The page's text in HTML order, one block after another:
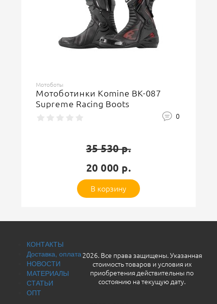
отлично
Защитный код
Мотоботы
Мотоботинки Komine BK-087
Supreme Racing Boots
0
35 530 р.
20 000 р.
В корзину
КОНТАКТЫ
Доставка, оплата
НОВОСТИ
МАТЕРИАЛЫ
СТАТЬИ
ОПТ
2026. Все права защищены. Указанная
стоимость товаров и условия их
приобретения действительны по
состоянию на текущую дату.